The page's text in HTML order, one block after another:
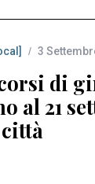
3
di
al 21